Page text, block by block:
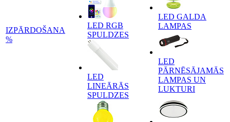
IZPĀRDOŠANA
%
LED RGB
SPULDZES
LED
LINEĀRĀS
SPULDZES
LED GALDA
LAMPAS
LED
PĀRNĒSĀJAMĀS
LAMPAS UN
LUKTURI